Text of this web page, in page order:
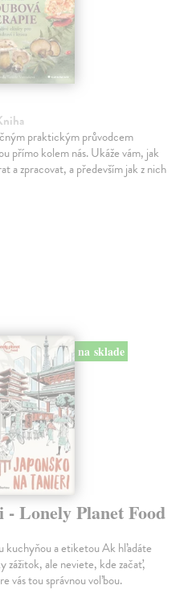
praktickým průvodcem
přímo kolem nás. Ukáže vám, jak
a zpracovat, a především jak z nich
na sklade
Lonely Planet Food
kuchyňou a etiketou Ak hľadáte
zážitok, ale neviete, kde začať,
vás tou správnou voľbou.